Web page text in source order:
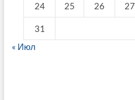
24 25 26 27
31
« Июл